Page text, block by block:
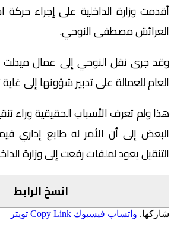
أقدمت وزارة الداخلية على إجراء حركة
العرائش مصطفى النوحي.
وقد جرى نقل النوحي إلى عمال
العام للعمالة على تدبير شؤونها إلى
هذا ولم تعرف الأسباب الحقيقية وراء
البعض إلى أن الأمر له طابع إداري
التنقيل يعود لملفات رفعت إلى وزارة
انسخ الرابط
شاركها. واتساب فيسبوك Copy Link تويتر